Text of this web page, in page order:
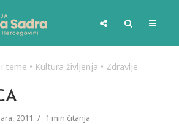
teme • Kultura življenja • Zdravlje
2011 1 min čitanja